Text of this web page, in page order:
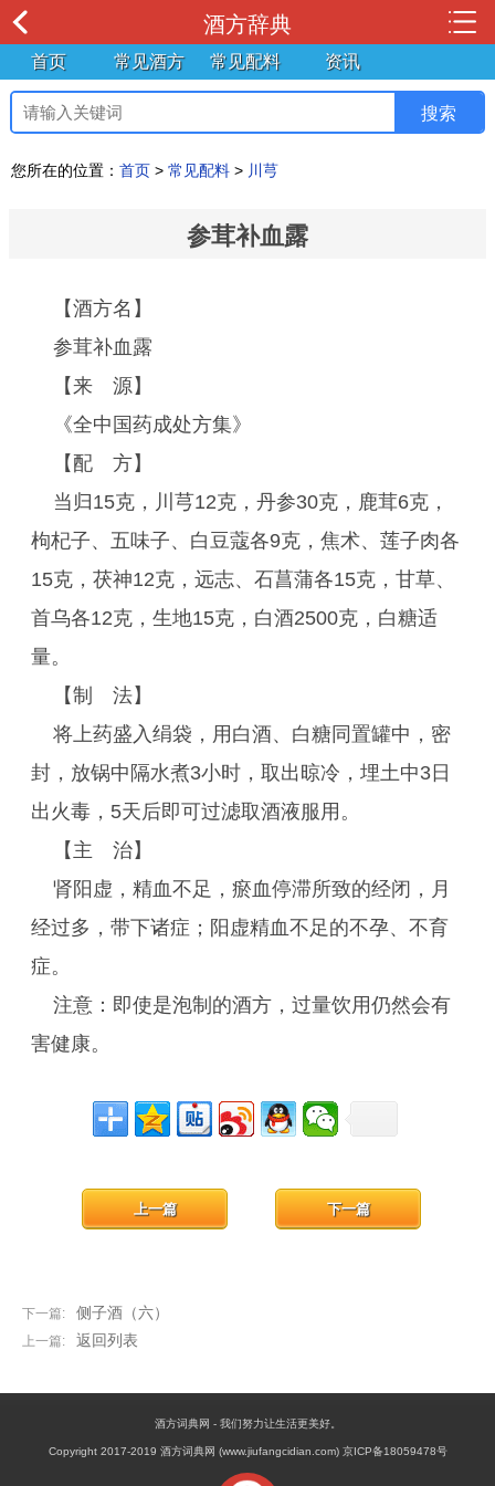
酒方辞典
首页 常见酒方 常见配料 资讯
您所在的位置： 首页 > 常见配料 > 川芎
参茸补血露
【酒方名】
参茸补血露
【来 源】
《全中国药成处方集》
【配 方】
当归15克，川芎12克，丹参30克，鹿茸6克，
枸杞子、五味子、白豆蔻各9克，焦术、莲子肉各
15克，茯神12克，远志、石菖蒲各15克，甘草、
首乌各12克，生地15克，白酒2500克，白糖适
量。
【制 法】
将上药盛入绢袋，用白酒、白糖同置罐中，密
封，放锅中隔水煮3小时，取出晾冷，埋土中3日
出火毒，5天后即可过滤取酒液服用。
【主 治】
肾阳虚，精血不足，瘀血停滞所致的经闭，月
经过多，带下诸症；阳虚精血不足的不孕、不育
症。
注意：即使是泡制的酒方，过量饮用仍然会有
害健康。
下一篇: 侧子酒（六）
下一篇
上一篇: 返回列表
上一篇
酒方词典网 - 我们努力让生活更美好。
Copyright 2017-2019 酒方词典网 (www.jiufangcidian.com) 京ICP备18059478号